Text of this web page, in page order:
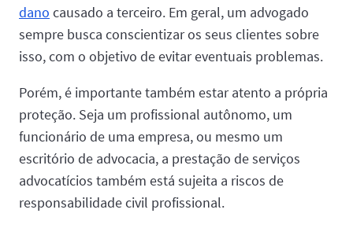
dano causado a terceiro. Em geral, um advogado
sempre busca conscientizar os seus clientes sobre
isso, com o objetivo de evitar eventuais problemas.
Porém, é importante também estar atento a própria
proteção. Seja um profissional autônomo, um
funcionário de uma empresa, ou mesmo um
escritório de advocacia, a prestação de serviços
advocatícios também está sujeita a riscos de
responsabilidade civil profissional.